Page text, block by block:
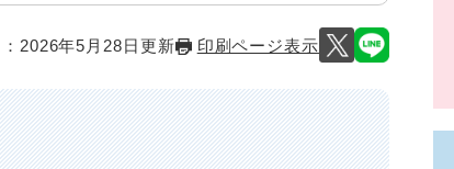
2026年5月28日更新 印刷ページ表示